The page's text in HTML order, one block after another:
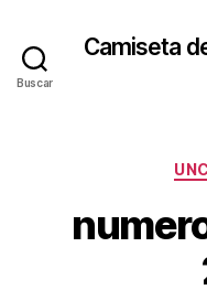
Buscar
Camiseta